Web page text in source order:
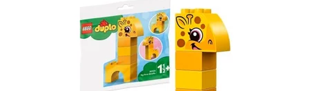
Postavte si svou malou žirafku
Skladem>3 ks
LEGO